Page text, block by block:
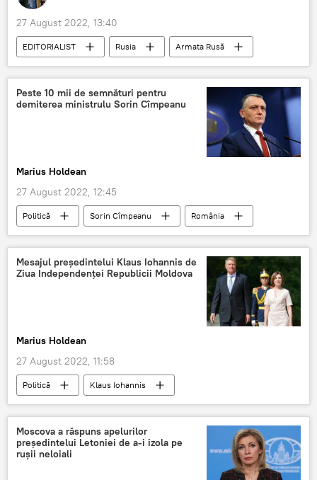
27 August 2022, 13:40
EDITORIALIST Rusia
Armata Rusă
SUA
NATO
Occident
Militari ruși
Peste 10 mii de semnături pentru
demiterea ministrulu Sorin Cîmpeanu
Marius Holdean
27 August 2022, 12:45
Politică Sorin Cîmpeanu România
Mesajul președintelui Klaus Iohannis de
Ziua Independenței Republicii Moldova
Marius Holdean
27 August 2022, 11:58
Politică Klaus Iohannis
Moscova a răspuns apelurilor
președintelui Letoniei de a-i izola pe
rușii neloiali